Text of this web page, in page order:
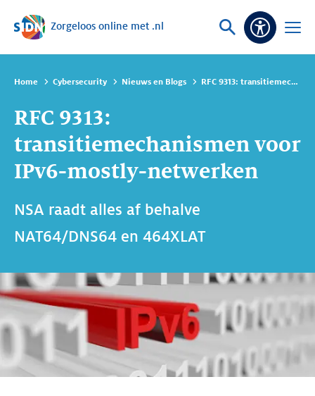
Sla navigatie over
Zorgeloos online met .nl
Vraag
Open
Home Cybersecurity Nieuws en Blogs RFC 9313: transitiemechanismen voor IPv6-mostly-netwerken
RFC 9313:
transitiemechanismen voor
IPv6-mostly-netwerken
NSA raadt alles af behalve
NAT64/DNS64 en 464XLAT